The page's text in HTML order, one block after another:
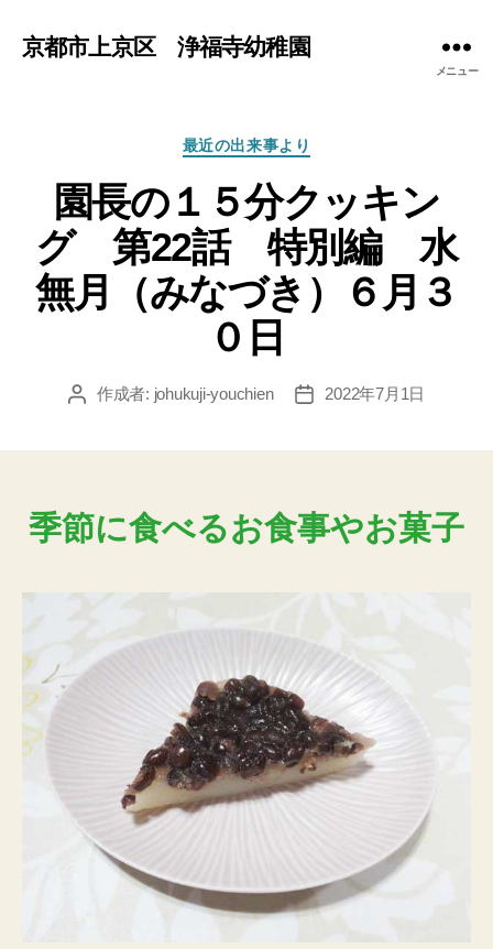
京都市上京区 浄福寺幼稚園
メニュー
カ
ゴ
リ
最近の出来事より
園長の１５分クッキン
グ 第22話 特別編 水
無月（みなづき）６月３
０日
投 作成者: johukuji-youchien
投
2022年7月1日
季節に食べるお食事やお菓子